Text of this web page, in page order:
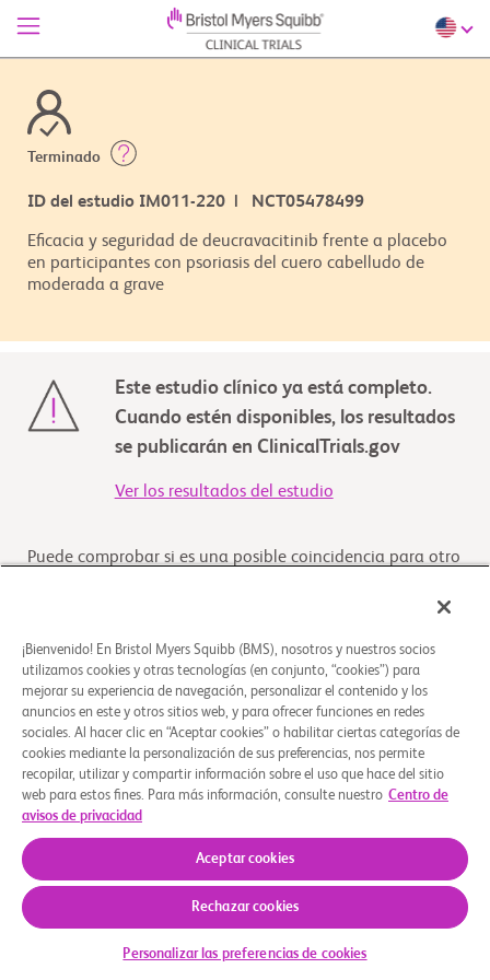
Terminado
ID del estudio IM011-220 | NCT05478499
Eficacia y seguridad de deucravacitinib frente a placebo
en participantes con psoriasis del cuero cabelludo de
moderada a grave
Este estudio clínico ya está completo.
Cuando estén disponibles, los resultados
se publicarán en ClinicalTrials.gov
Ver los resultados del estudio
Puede comprobar si es una posible coincidencia para otro
Descripción general
El propósito de este estudio es comparar la eficacia y la
seguridad de deucravacitinib con placebo en
participantes con psoriasis en el cuero cabellud... Leer más
Quiénes somos
¡Bienvenido! En Bristol Myers Squibb (BMS), nosotros y nuestros socios
utilizamos cookies y otras tecnologías (en conjunto, “cookies”) para
mejorar su experiencia de navegación, personalizar el contenido y los
anuncios en este y otros sitios web, y para ofrecer funciones en redes
sociales. Al hacer clic en “Aceptar cookies” o habilitar ciertas categorías de
cookies mediante la personalización de sus preferencias, nos permite
recopilar, utilizar y compartir información sobre el uso que hace del sitio
web para estos fines. Para más información, consulte nuestro Centro de
avisos de privacidad
Aceptar cookies
Rechazar cookies
Personalizar las preferencias de cookies